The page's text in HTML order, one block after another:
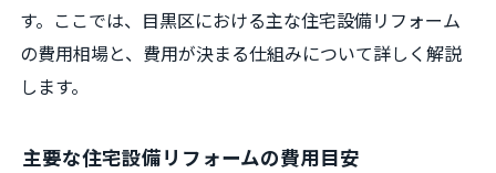
す。ここでは、目黒区における主な住宅設備リフォーム
の費用相場と、費用が決まる仕組みについて詳しく解説
します。
主要な住宅設備リフォームの費用目安